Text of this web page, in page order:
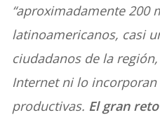
“aproximadamente 200
latinoamericanos, casi
ciudadanos de la
Internet ni lo incorporan
productivas. El gran